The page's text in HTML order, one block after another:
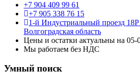
+7 904 409 99 61
+7 905 338 76 15
1-й Индустриальный проезд
Волгоградская область
Цены и остатки актуальны на 05-
Мы работаем без НДС
Умный поиск